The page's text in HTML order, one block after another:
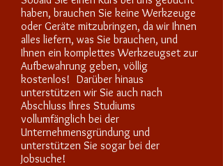
haben, brauchen Sie keine Werkzeuge
oder Geräte mitzubringen, da wir Ihnen
alles liefern, was Sie brauchen, und
Ihnen ein komplettes Werkzeugset zur
Aufbewahrung geben, völlig
kostenlos! Darüber hinaus
unterstützen wir Sie auch nach
Abschluss Ihres Studiums
vollumfänglich bei der
Unternehmensgründung und
unterstützen Sie sogar bei der
Jobsuche!